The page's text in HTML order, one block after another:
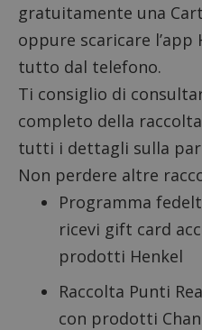
gratuitamente una
oppure scaricare l’app
tutto dal telefono.
Ti consiglio di
completo della
tutti i dettagli sulla
Non perdere altre
Programma
ricevi gift card
prodotti Henkel
Raccolta Punti
con prodotti